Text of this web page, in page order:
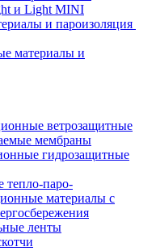
и Light MINI
и пароизоляция
материалы и
ветрозащитные
мембраны
гидрозащитные
паро-
материалы с
ленты